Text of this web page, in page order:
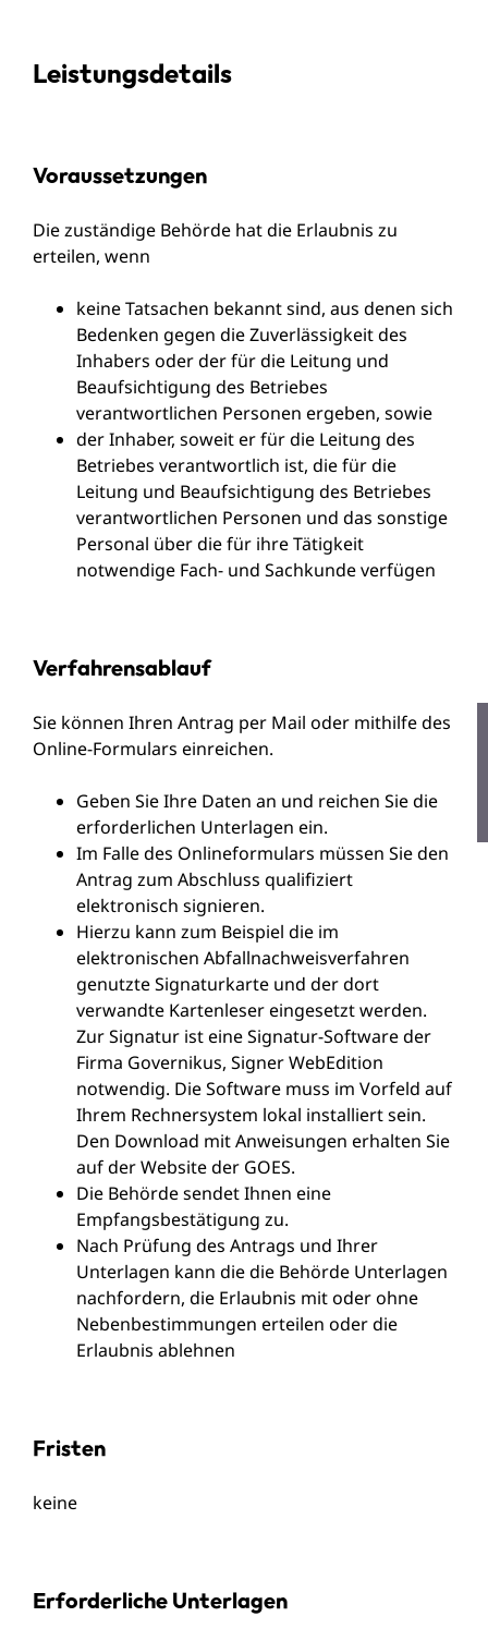
Leistungsdetails
Voraussetzungen
Die zuständige Behörde hat die Erlaubnis zu
erteilen, wenn
keine Tatsachen bekannt sind, aus denen sich
Bedenken gegen die Zuverlässigkeit des
Inhabers oder der für die Leitung und
Beaufsichtigung des Betriebes
verantwortlichen Personen ergeben, sowie
der Inhaber, soweit er für die Leitung des
Betriebes verantwortlich ist, die für die
Leitung und Beaufsichtigung des Betriebes
verantwortlichen Personen und das sonstige
Personal über die für ihre Tätigkeit
notwendige Fach- und Sachkunde verfügen
Verfahrensablauf
Sie können Ihren Antrag per Mail oder mithilfe des
Online-Formulars einreichen.
Geben Sie Ihre Daten an und reichen Sie die
erforderlichen Unterlagen ein.
Im Falle des Onlineformulars müssen Sie den
Antrag zum Abschluss qualifiziert
elektronisch signieren.
Hierzu kann zum Beispiel die im
elektronischen Abfallnachweisverfahren
genutzte Signaturkarte und der dort
verwandte Kartenleser eingesetzt werden.
Zur Signatur ist eine Signatur-Software der
Firma Governikus, Signer WebEdition
notwendig. Die Software muss im Vorfeld auf
Ihrem Rechnersystem lokal installiert sein.
Den Download mit Anweisungen erhalten Sie
auf der Website der GOES.
Die Behörde sendet Ihnen eine
Empfangsbestätigung zu.
Nach Prüfung des Antrags und Ihrer
Unterlagen kann die die Behörde Unterlagen
nachfordern, die Erlaubnis mit oder ohne
Nebenbestimmungen erteilen oder die
Erlaubnis ablehnen
Fristen
keine
Erforderliche Unterlagen